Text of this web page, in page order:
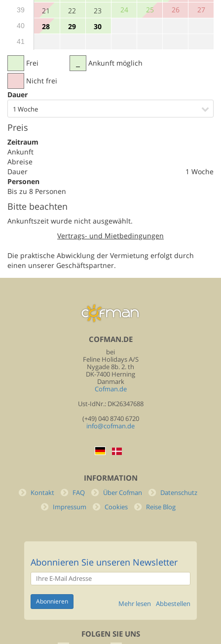
39 21 22 23 24 25 26 27
40 28 29 30
41
Frei
Nicht frei
Ankunft möglich
Dauer
1 Woche
Preis
Zeitraum
Ankunft
Abreise
Dauer
1 Woche
Personen
Bis zu 8 Personen
Bitte beachten
Ankunftszeit wurde nicht ausgewählt.
Vertrags- und Mietbedingungen
Die praktische Abwicklung der Vermietung erfolgt durch
einen unserer Geschäftspartner.
COFMAN.DE
bei
Feline Holidays A/S
Nygade 8b. 2. th
DK-7400 Herning
Danmark
Cofman.de
Ust-IdNr.: DK26347688
(+49) 040 8740 6720
info@cofman.de
INFORMATION
Kontakt FAQ Über Cofman
Datenschutz
Impressum
Cookies Reise Blog
Abonnieren Sie unseren Newsletter
Abbestellen
Mehr lesen
FOLGEN SIE UNS